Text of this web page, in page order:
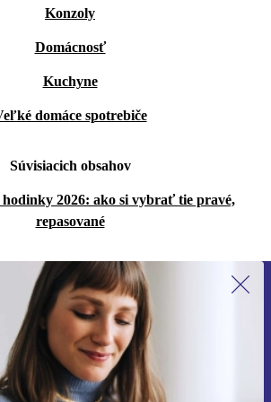
Konzoly
Domácnosť
Kuchyne
domáce spotrebiče
Súvisiacich obsahov
hodinky 2026: ako si vybrať tie pravé,
repasované
sa prvýkrát na newsletter!
nikdy nezmeškajte ponuku.